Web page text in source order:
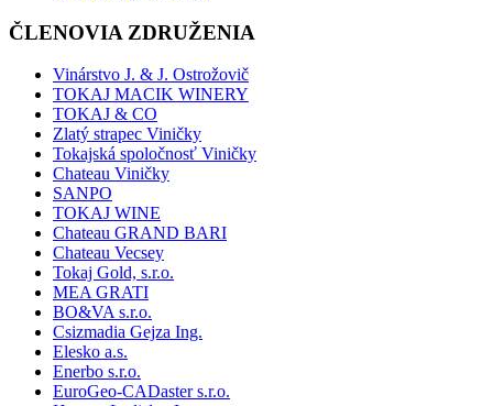
ČLENOVIA ZDRUŽENIA
Vinárstvo J. & J. Ostrožovič
TOKAJ MACIK WINERY
TOKAJ & CO
Zlatý strapec Viničky
Tokajská spoločnosť Viničky
Chateau Viničky
SANPO
TOKAJ WINE
Chateau GRAND BARI
Chateau Vecsey
Tokaj Gold, s.r.o.
MEA GRATI
BO&VA s.r.o.
Csizmadia Gejza Ing.
Elesko a.s.
Enerbo s.r.o.
EuroGeo-CADaster s.r.o.